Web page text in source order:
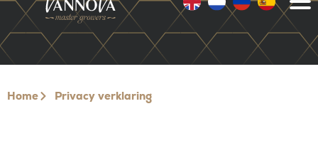
Home Privacy verklaring